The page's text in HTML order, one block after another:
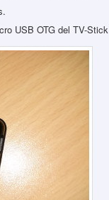
USB OTG del TV-Stick